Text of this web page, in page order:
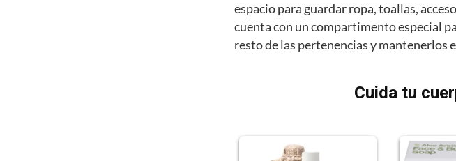
espacio para guardar ropa, toallas,
cuenta con un compartimento especial
resto de las pertenencias y mantenerlos
Cuida tu